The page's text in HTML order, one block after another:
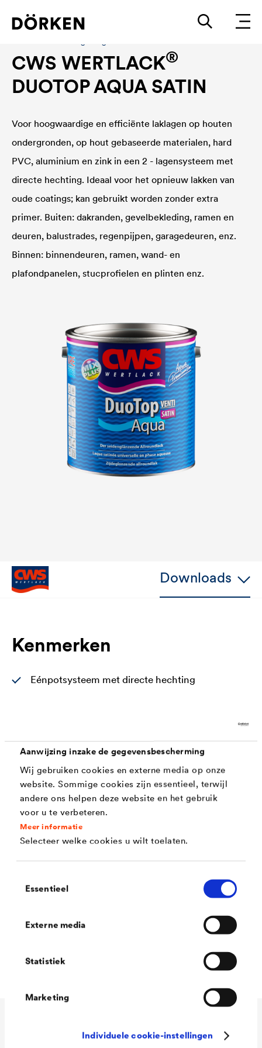
Aanwijzing inzake de gegevensbescherming
Wij gebruiken cookies en externe media op onze
website. Sommige cookies zijn essentieel, terwijl
andere ons helpen deze website en het gebruik
voor u te verbeteren.
Meer informatie
Selecteer welke cookies u wilt toelaten.
Essentieel
Externe media
Statistiek
Marketing
Individuele cookie-instellingen
CWS WERTLACK®
DUOTOP AQUA SATIN
Voor hoogwaardige en efficiënte laklagen op houten
ondergronden, op hout gebaseerde materialen, hard
PVC, aluminium en zink in een 2 - lagensysteem met
directe hechting. Ideaal voor het opnieuw lakken van
oude coatings; kan gebruikt worden zonder extra
primer. Buiten: dakranden, gevelbekleding, ramen en
deuren, balustrades, regenpijpen, garagedeuren, enz.
Binnen: binnendeuren, ramen, wand- en
plafondpanelen, stucprofielen en plinten enz.
Downloads
Kenmerken
Eénpotsysteem met directe hechting
Zeer standvast tot 200 μm natte laagdikte/laag
Geen vergeling, intensief wit
Directe hechting op aluminium en verzinkte
ondergronden (bv. dakgoten)
Diklagig met goede kantendekking
Uitstekende UV - en weersbestendigheid
Voldoet aan DIN 71:2014 veiligheid van
speelgoed, deel 3 : migratie van bepaalde
elementen
Technische gegevens